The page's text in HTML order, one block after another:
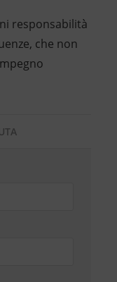
responsabilità
che non